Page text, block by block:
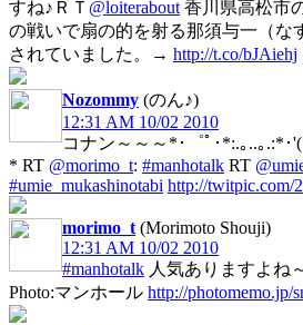
すね♪ＲＴ @loiterabout 香川県高松市
の戦いで扇の的を射る那須与一（な
されていました。→ http://t.co/bJAiehj
Nozommy (のん♪)
12:31 AM 10/02 2010
コナン～～～*･゜ﾟ･*:.｡..｡.:*･
* RT @morimo_t: #manhotalk RT
#umie_mukashinotabi http://twitpic.com/
morimo_t (Morimoto Shouji)
12:31 AM 10/02 2010
#manhotalk 人気ありますよね
Photo:マンホール http://photomemo.jp/